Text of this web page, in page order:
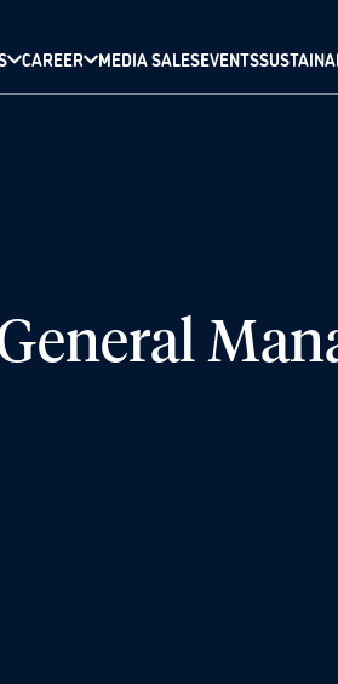
CAREER MEDIA SALESEVENTS